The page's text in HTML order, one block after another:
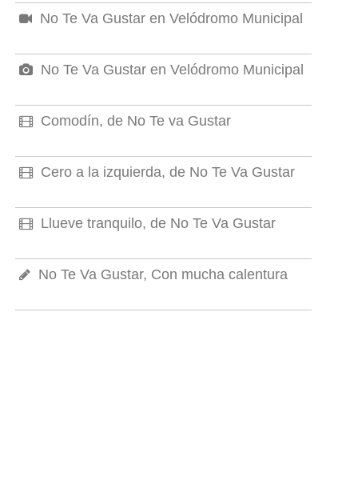
No Te Va Gustar en Velódromo Municipal
No Te Va Gustar en Velódromo Municipal
Comodín, de No Te va Gustar
Cero a la izquierda, de No Te Va Gustar
Llueve tranquilo, de No Te Va Gustar
No Te Va Gustar, Con mucha calentura